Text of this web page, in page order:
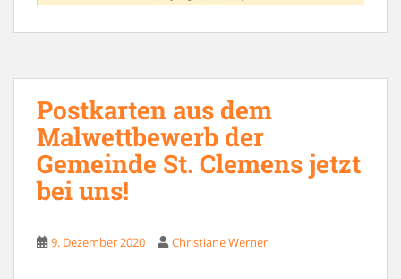
Postkarten aus dem
Malwettbewerb der
Gemeinde St. Clemens jetzt
bei uns!
9. Dezember 2020 Christiane Werner